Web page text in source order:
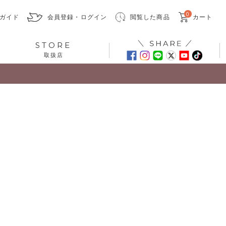
イド 会員登録・ログイン 閲覧した商品 0 カート
STORE
取扱店